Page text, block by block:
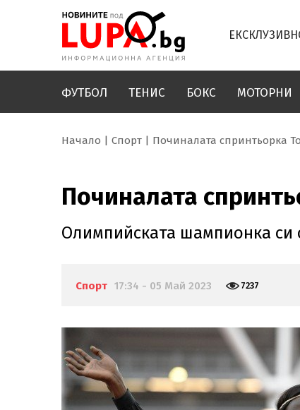
ФУТБОЛ ТЕНИС БОКС МОТОРНИ
Начало Спорт Починалата спринтьорка
Починалата
Олимпийската шампионка си
Спорт 17:34 - 05 Май 2023 7237